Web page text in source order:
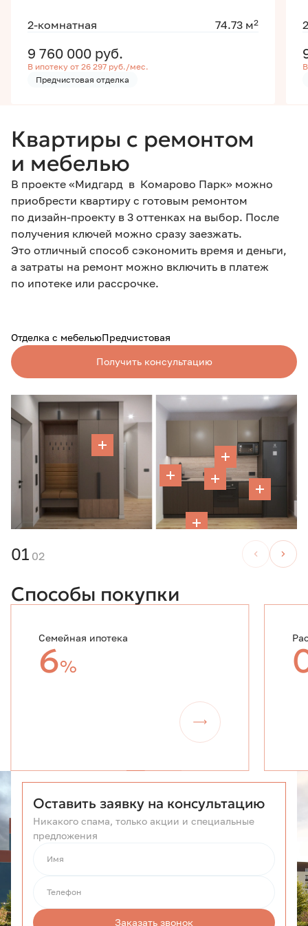
2-комнатная 74.73 м2
9 760 000 руб.
В ипотеку от 26 297 руб./мес.
Предчистовая отделка
Квартиры с ремонтом
и мебелью
В проекте «Мидгард в Комарово Парк» можно
приобрести квартиру с готовым ремонтом
по дизайн-проекту в 3 оттенках на выбор. После
получения ключей можно сразу заезжать.
Это отличный способ сэкономить время и деньги,
а затраты на ремонт можно включить в платеж
по ипотеке или рассрочке.
Отделка с мебельюПредчистовая
Получить консультацию
01 02
Способы покупки
Семейная ипотека
6%
Оставить заявку на консультацию
Никакого спама, только акции и специальные
предложения
Имя
Телефон
Заказать звонок